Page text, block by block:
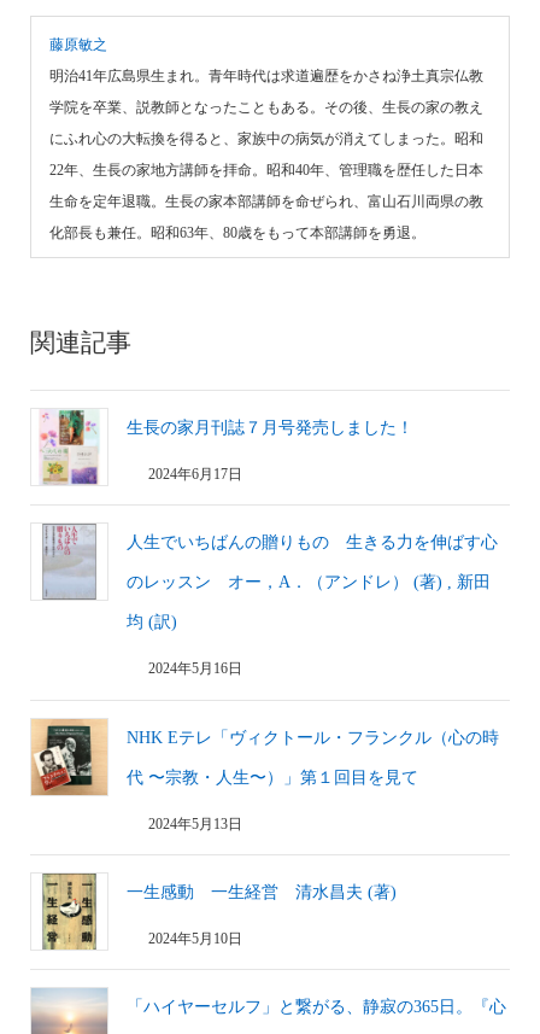
藤原敏之
明治41年広島県生まれ。青年時代は求道遍歴をかさね浄土真宗仏教
学院を卒業、説教師となったこともある。その後、生長の家の教え
にふれ心の大転換を得ると、家族中の病気が消えてしまった。昭和
22年、生長の家地方講師を拝命。昭和40年、管理職を歴任した日本
生命を定年退職。生長の家本部講師を命ぜられ、富山石川両県の教
化部長も兼任。昭和63年、80歳をもって本部講師を勇退。
関連記事
生長の家月刊誌７月号発売しました！
2024年6月17日
人生でいちばんの贈りもの 生きる力を伸ばす心
のレッスン オー，A．（アンドレ） (著) , 新田
均 (訳)
2024年5月16日
NHK Eテレ「ヴィクトール・フランクル（心の時
代 〜宗教・人生〜）」第１回目を見て
2024年5月13日
一生感動 一生経営 清水昌夫 (著)
2024年5月10日
「ハイヤーセルフ」と繋がる、静寂の365日。『心